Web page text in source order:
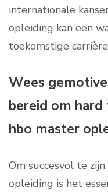
internationale
opleiding kan een
toekomstige
Wees
bereid om
hbo master
Om succesvol te
opleiding is het